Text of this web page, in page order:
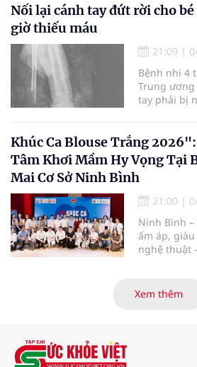
cường
quy trình
hiến và
Nối lại cánh tay đứt rời cho
giờ thiếu máu
21:09 |
Bệnh nhi 4
Trung ương
tay phải bị
thương
máu kéo
tuần hoàn
phẫu kéo
Khúc Ca Blouse Trắng
Tâm Khơi Mầm Hy Vọng Tại
Mai Cơ Sở Ninh Bình
21:00 |
Ninh Bình
ấm áp,
nghệ thuật
điểm dừng
viện Bạch
Xem thêm